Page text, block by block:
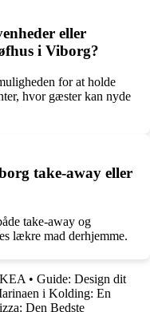
eller
i Viborg?
for at holde
hvor gæster kan nyde
take-away eller
take-away og
lækre mad derhjemme.
• Guide: Design dit
i Kolding: En
Den Bedste